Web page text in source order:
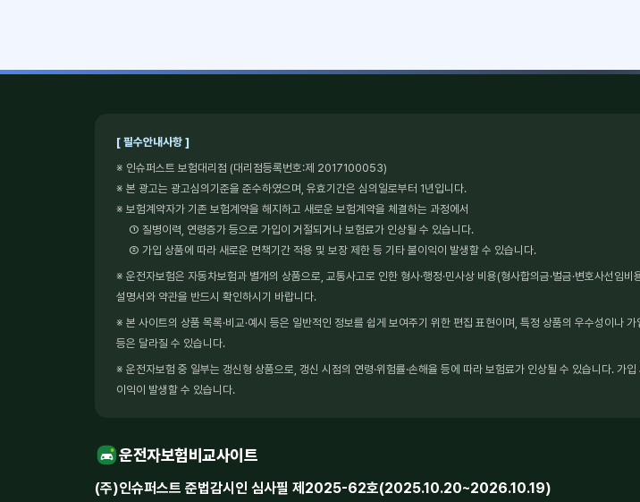
[ 필수안내사항 ]
※ 인슈퍼스트 보험대리점 (대리점등록번호:제 2017100053)
※ 본 광고는 광고심의기준을 준수하였으며, 유효기간은 심의일로부터 1년입니다.
※ 보험계약자가 기존 보험계약을 해지하고 새로운 보험계약을 체결하는 과정에서
① 질병이력, 연령증가 등으로 가입이 거절되거나 보험료가 인상될 수 있습니다.
② 가입 상품에 따라 새로운 면책기간 적용 및 보장 제한 등 기타 불이익이 발생할 수 있습니다.
※ 운전자보험은 자동차보험과 별개의 상품으로, 교통사고로 인한 형사·행정·민사상 비용(형사합의금·벌금·변호사선임
설명서와 약관을 반드시 확인하시기 바랍니다.
※ 본 사이트의 상품 목록·비교·예시 등은 일반적인 정보를 쉽게 보여주기 위한 편집 표현이며, 특정 상품의 우수성이나
등은 달라질 수 있습니다.
※ 운전자보험 중 일부는 갱신형 상품으로, 갱신 시점의 연령·위험률·손해율 등에 따라 보험료가 인상될 수 있습니다. 가
이익이 발생할 수 있습니다.
운전자보험비교사이트
(주)인슈퍼스트 준법감시인 심사필 제2025-62호(2025.10.20~2026.10.19)